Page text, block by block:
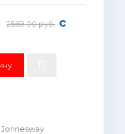
2569.00 руб.с
Jonnesway